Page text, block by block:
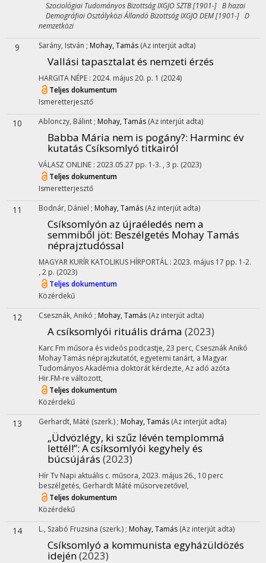
Szociológiai Tudományos Bizottság IXGJO SZTB [1901-] B hazai
Demográfiai Osztályközi Állandó Bizottság IXGJO DEM [1901-] D
nemzetközi
9 Sarány, István ; Mohay, Tamás (Az interjút adta)
Vallási tapasztalat és nemzeti érzés
HARGITA NÉPE : 2024. május 20. p. 1 (2024)
Teljes dokumentum
Ismeretterjesztő
10 Ablonczy, Bálint ; Mohay, Tamás (Az interjút adta)
Babba Mária nem is pogány?: Harminc év
kutatás Csíksomlyó titkairól
VÁLASZ ONLINE : 2023.05.27 pp. 1-3. , 3 p. (2023)
Teljes dokumentum
Ismeretterjesztő
11 Bodnár, Dániel ; Mohay, Tamás (Az interjút adta)
Csíksomlyón az újraéledés nem a
semmiből jöt: Beszélgetés Mohay Tamás
néprajztudóssal
MAGYAR KURÍR KATOLIKUS HÍRPORTÁL : 2023. május 17 pp. 1-2.
, 2 p. (2023)
Teljes dokumentum
Közérdekű
12 Csesznák, Anikó ; Mohay, Tamás (Az interjút adta)
A csíksomlyói rituális dráma (2023)
Karc Fm műsora és videós podcastje, 23 perc, Csesznák Anikó
Mohay Tamás néprajzkutatót, egyetemi tanárt, a Magyar
Tudományos Akadémia doktorát kérdezte, Az adó azóta
Hir.FM-re változott,
Teljes dokumentum
Közérdekű
13 Gerhardt, Máté (szerk.) ; Mohay, Tamás (Az interjút adta)
„Üdvözlégy, ki szűz lévén templommá
lettél!”: A csíksomlyói kegyhely és
búcsújárás (2023)
Hír Tv Napi aktuális c. műsora, 2023. május 26., 10 perc
beszélgetés, Gerhardt Máté műsorvezetővel,
Teljes dokumentum
Közérdekű
14 L., Szabó Fruzsina (szerk.) ; Mohay, Tamás (Az interjút adta)
Csíksomlyó a kommunista egyházüldözés
idején(2023)